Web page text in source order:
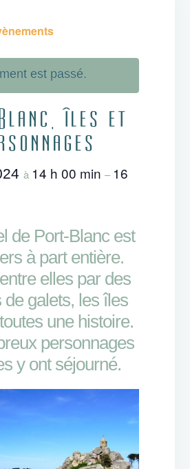
est passé.
îles et
à 14 h 00 min – 16
de Port-Blanc est
à part entière.
elles par des
de galets, les îles
une histoire.
personnages
y ont séjourné.